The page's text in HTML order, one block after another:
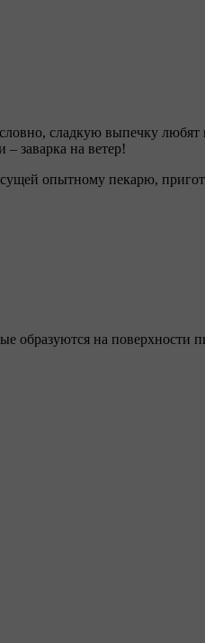
сладкую выпечку
заварка на ветер!
опытному пекарю,
образуются на поверхности